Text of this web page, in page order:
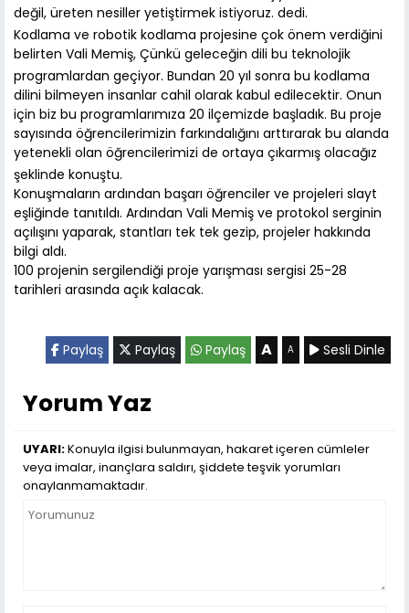
değil, üreten nesiller yetiştirmek istiyoruz. dedi.
Kodlama ve robotik kodlama projesine çok önem verdiğini
belirten Vali Memiş, Çünkü geleceğin dili bu teknolojik
programlardan geçiyor. Bundan 20 yıl sonra bu kodlama
dilini bilmeyen insanlar cahil olarak kabul edilecektir. Onun
için biz bu programlarımıza 20 ilçemizde başladık. Bu proje
sayısında öğrencilerimizin farkındalığını arttırarak bu alanda
yetenekli olan öğrencilerimizi de ortaya çıkarmış olacağız
şeklinde konuştu.
Konuşmaların ardından başarı öğrenciler ve projeleri slayt
eşliğinde tanıtıldı. Ardından Vali Memiş ve protokol serginin
açılışını yaparak, stantları tek tek gezip, projeler hakkında
bilgi aldı.
100 projenin sergilendiği proje yarışması sergisi 25-28
tarihleri arasında açık kalacak.
Paylaş Paylaş Paylaş A A Sesli Dinle
Yorum Yaz
UYARI:Konuyla ilgisi bulunmayan, hakaret içeren cümleler
veya imalar, inançlara saldırı, şiddete teşvik yorumları
onaylanmamaktadır.